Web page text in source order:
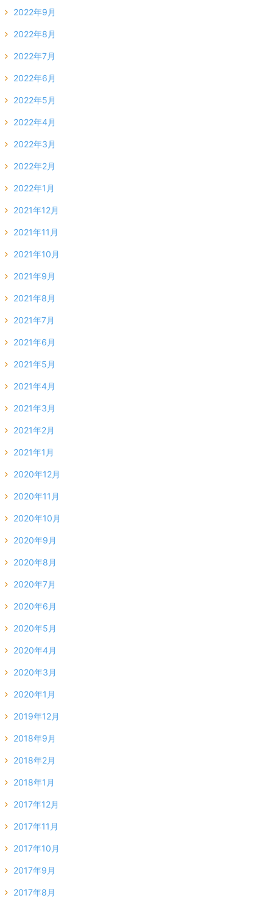
2022年9月
2022年8月
2022年7月
2022年6月
2022年5月
2022年4月
2022年3月
2022年2月
2022年1月
2021年12月
2021年11月
2021年10月
2021年9月
2021年8月
2021年7月
2021年6月
2021年5月
2021年4月
2021年3月
2021年2月
2021年1月
2020年12月
2020年11月
2020年10月
2020年9月
2020年8月
2020年7月
2020年6月
2020年5月
2020年4月
2020年3月
2020年1月
2019年12月
2018年9月
2018年2月
2018年1月
2017年12月
2017年11月
2017年10月
2017年9月
2017年8月